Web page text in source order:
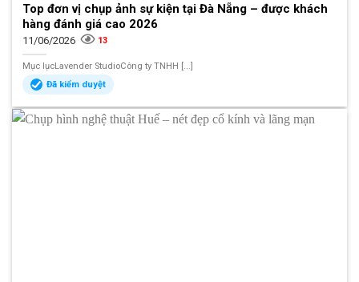
Top đơn vị chụp ảnh sự kiện tại Đà Nẵng – được khách
hàng đánh giá cao 2026
11/06/2026 13
Mục lụcLavender StudioCông ty TNHH [...]
Đã kiểm duyệt